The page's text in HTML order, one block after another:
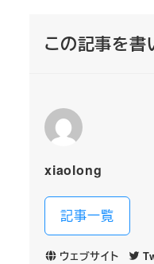
この記事を書
xiaolong
記事一覧
ウェブサイト